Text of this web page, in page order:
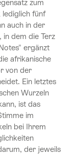
zum
lediglich fünf
auch in der
dem die Terz
ergänzt
afrikanische
von der
Ein letztes
Wurzeln
ist das
im
bei Ihrem
der jeweils